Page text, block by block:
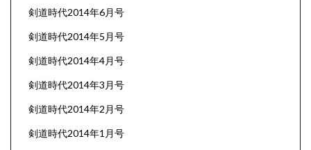
剣道時代2014年6月号
剣道時代2014年5月号
剣道時代2014年4月号
剣道時代2014年3月号
剣道時代2014年2月号
剣道時代2014年1月号